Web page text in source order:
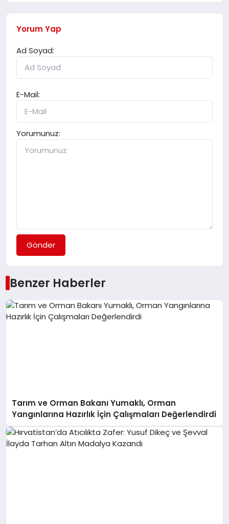
Yorum Yap
Ad Soyad:
E-Mail:
Yorumunuz:
Gönder
Benzer Haberler
Tarım ve Orman Bakanı Yumaklı, Orman
Yangınlarına Hazırlık İçin Çalışmaları Değerlendirdi